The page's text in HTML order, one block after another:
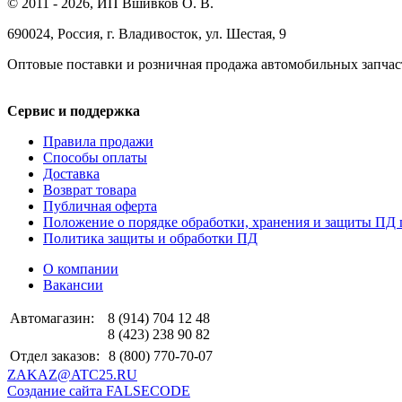
© 2011 - 2026, ИП Вшивков О. В.
690024, Россия, г. Владивосток, ул. Шестая, 9
Оптовые поставки и розничная продажа автомобильных
Сервис и поддержка
Правила продажи
Способы оплаты
Доставка
Возврат товара
Публичная оферта
Положение о порядке обработки, хранения и защиты ПД
Политика защиты и обработки ПД
О компании
Вакансии
Автомагазин:
8 (914) 704 12 48
8 (423) 238 90 82
Отдел заказов:
8 (800) 770-70-07
ZAKAZ@ATC25.RU
Создание сайта FALSECODE